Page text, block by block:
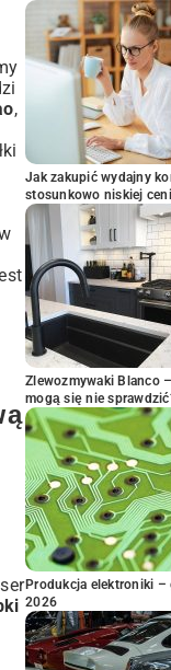
,
Jak zakupić wydajny
stosunkowo niskiej
Zlewozmywaki Blanco
mogą się nie
Produkcja elektroniki –
2026